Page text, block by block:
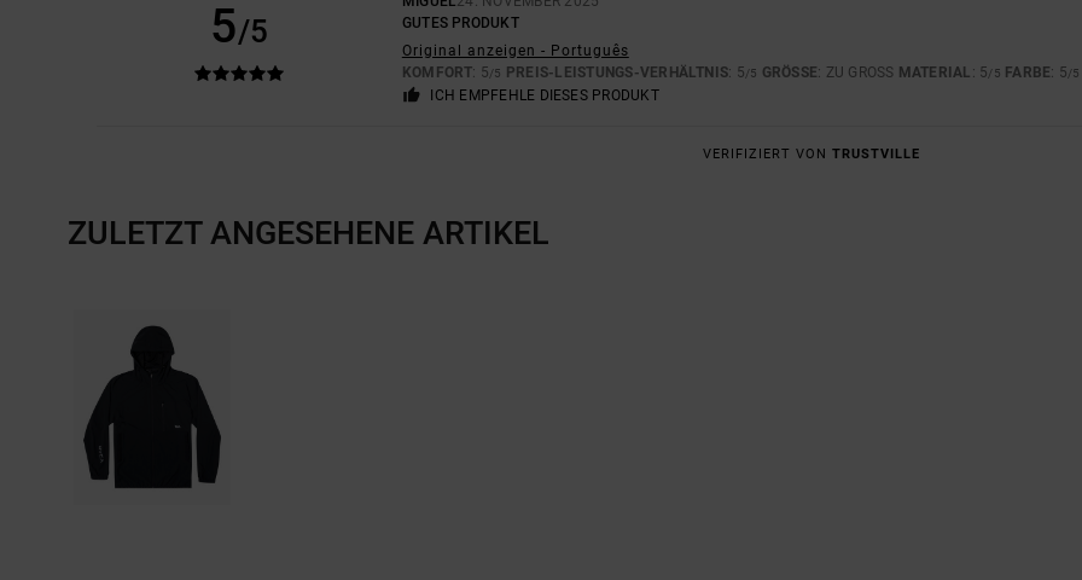
5/5
GUTES PRODUKT
Original anzeigen - Português
KOMFORT: 5/5 PREIS-LEISTUNGS-VERHÄLTNIS: 5/5 GRÖSSE : ZU GROSS MATERIAL : 5/5 FARBE: 5/5
ICH EMPFEHLE DIESES PRODUKT
VERIFIZIERT VON TRUSTVILLE
ZULETZT ANGESEHENE ARTIKEL